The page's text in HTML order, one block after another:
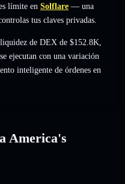
límite en Solflare — una
tus claves privadas.
de DEX de $152.8K,
ejecutan con una variación
inteligente de órdenes en
America's